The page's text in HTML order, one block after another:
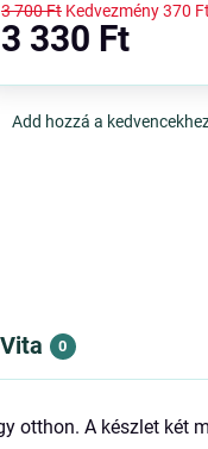
3 700 Ft Kedvezmény 370 Ft
3 330 Ft
Add hozzá a
Vita 0
otthon. A készlet két